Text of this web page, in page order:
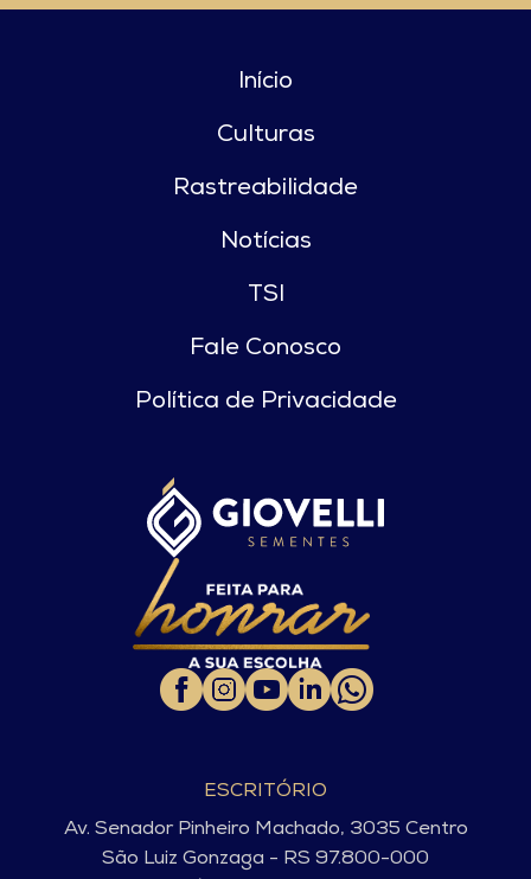
Início
Culturas
Rastreabilidade
Notícias
TSI
Fale Conosco
Política de Privacidade
ESCRITÓRIO
Av. Senador Pinheiro Machado, 3035 Centro
São Luiz Gonzaga - RS 97.800-000